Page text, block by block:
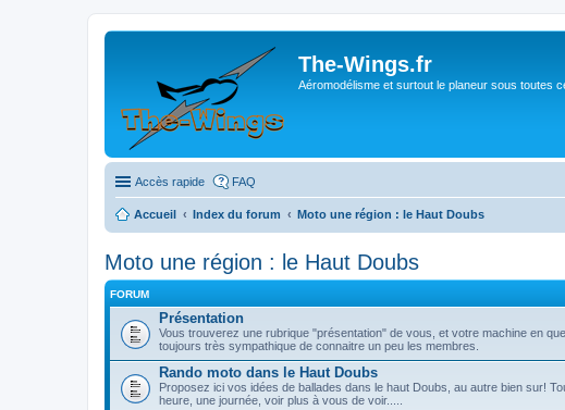
The-Wings.fr
Aéromodélisme et surtout le planeur sous toutes
Accès rapide FAQ
Accueil Index du forum Moto une région : le Haut Doubs
Moto une région : le Haut Doubs
FORUM
Présentation
Vous trouverez une rubrique "présentation" de vous, et votre machine en
toujours très sympathique de connaitre un peu les membres.
Rando moto dans le Haut Doubs
Proposez ici vos idées de ballades dans le haut Doubs, au autre bien sur!
heure, une journée, voir plus à vous de voir.....